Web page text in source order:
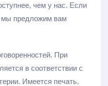
чем у нас. Если
мы предложим вам
При
в соответствии с
Имеется печать,